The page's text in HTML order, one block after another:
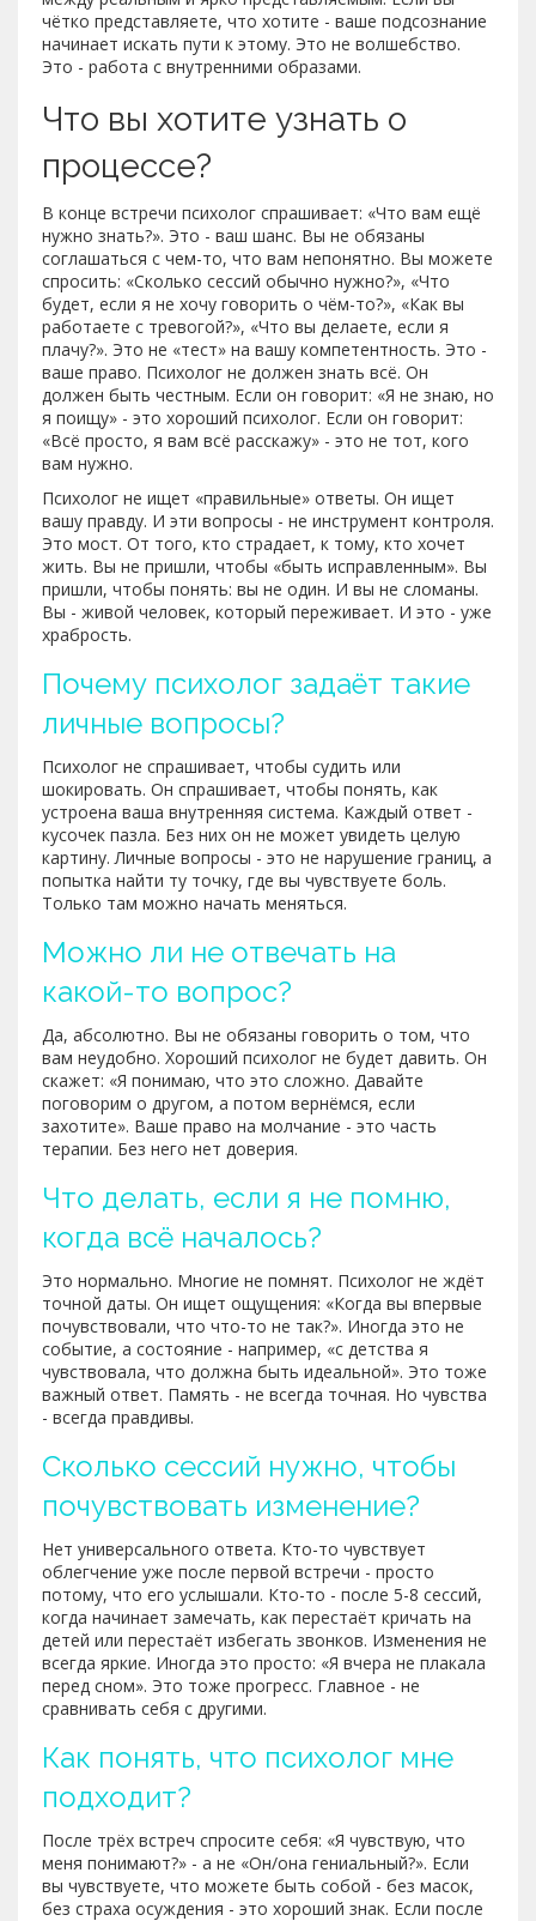
чётко представляете, что хотите - ваше подсознание
начинает искать пути к этому. Это не волшебство.
Это - работа с внутренними образами.
Что вы хотите узнать о
процессе?
В конце встречи психолог спрашивает: «Что вам ещё
нужно знать?». Это - ваш шанс. Вы не обязаны
соглашаться с чем-то, что вам непонятно. Вы можете
спросить: «Сколько сессий обычно нужно?», «Что
будет, если я не хочу говорить о чём-то?», «Как вы
работаете с тревогой?», «Что вы делаете, если я
плачу?». Это не «тест» на вашу компетентность. Это -
ваше право. Психолог не должен знать всё. Он
должен быть честным. Если он говорит: «Я не знаю, но
я поищу» - это хороший психолог. Если он говорит:
«Всё просто, я вам всё расскажу» - это не тот, кого
вам нужно.
Психолог не ищет «правильные» ответы. Он ищет
вашу правду. И эти вопросы - не инструмент контроля.
Это мост. От того, кто страдает, к тому, кто хочет
жить. Вы не пришли, чтобы «быть исправленным». Вы
пришли, чтобы понять: вы не один. И вы не сломаны.
Вы - живой человек, который переживает. И это - уже
храбрость.
Почему психолог задаёт такие
личные вопросы?
Психолог не спрашивает, чтобы судить или
шокировать. Он спрашивает, чтобы понять, как
устроена ваша внутренняя система. Каждый ответ -
кусочек пазла. Без них он не может увидеть целую
картину. Личные вопросы - это не нарушение границ, а
попытка найти ту точку, где вы чувствуете боль.
Только там можно начать меняться.
Можно ли не отвечать на
какой-то вопрос?
Да, абсолютно. Вы не обязаны говорить о том, что
вам неудобно. Хороший психолог не будет давить. Он
скажет: «Я понимаю, что это сложно. Давайте
поговорим о другом, а потом вернёмся, если
захотите». Ваше право на молчание - это часть
терапии. Без него нет доверия.
Что делать, если я не помню,
когда всё началось?
Это нормально. Многие не помнят. Психолог не ждёт
точной даты. Он ищет ощущения: «Когда вы впервые
почувствовали, что что-то не так?». Иногда это не
событие, а состояние - например, «с детства я
чувствовала, что должна быть идеальной». Это тоже
важный ответ. Память - не всегда точная. Но чувства
- всегда правдивы.
Сколько сессий нужно, чтобы
почувствовать изменение?
Нет универсального ответа. Кто-то чувствует
облегчение уже после первой встречи - просто
потому, что его услышали. Кто-то - после 5-8 сессий,
когда начинает замечать, как перестаёт кричать на
детей или перестаёт избегать звонков. Изменения не
всегда яркие. Иногда это просто: «Я вчера не плакала
перед сном». Это тоже прогресс. Главное - не
сравнивать себя с другими.
Как понять, что психолог мне
подходит?
После трёх встреч спросите себя: «Я чувствую, что
меня понимают?» - а не «Он/она гениальный?». Если
вы чувствуете, что можете быть собой - без масок,
без страха осуждения - это хороший знак. Если после